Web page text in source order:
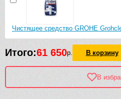
Чистящее средство GROHE
Итого:61 650р. В корзину
В